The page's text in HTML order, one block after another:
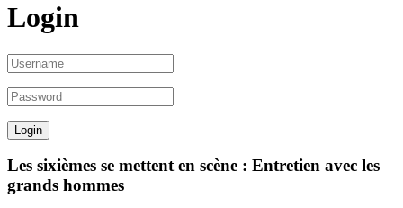
Login
Les sixièmes se mettent en scène : Entretien avec les
grands hommes